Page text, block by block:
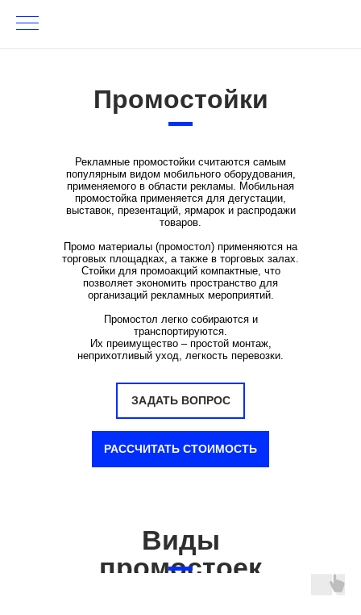
Промостойки
Рекламные промостойки считаются самым
популярным видом мобильного оборудования,
применяемого в области рекламы. Мобильная
промостойка применяется для дегустации,
выставок, презентаций, ярмарок и распродажи
товаров.
Промо материалы (промостол) применяются на
торговых площадках, а также в торговых залах.
Стойки для промоакций компактные, что
позволяет экономить пространство для
организаций рекламных мероприятий.
Промостол легко собираются и
транспортируются.
Их преимущество – простой монтаж,
неприхотливый уход, легкость перевозки.
ЗАДАТЬ ВОПРОС
РАССЧИТАТЬ СТОИМОСТЬ
Виды
промостоек